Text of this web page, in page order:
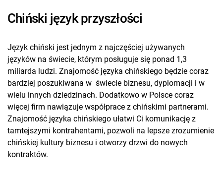
Chiński język przyszłości
Język chiński jest jednym z najczęściej używanych
języków na świecie, którym posługuje się ponad 1,3
miliarda ludzi. Znajomość języka chińskiego będzie coraz
bardziej poszukiwana w świecie biznesu, dyplomacji i w
wielu innych dziedzinach. Dodatkowo w Polsce coraz
więcej firm nawiązuje współprace z chińskimi partnerami.
Znajomość języka chińskiego ułatwi Ci komunikację z
tamtejszymi kontrahentami, pozwoli na lepsze zrozumienie
chińskiej kultury biznesu i otworzy drzwi do nowych
kontraktów.